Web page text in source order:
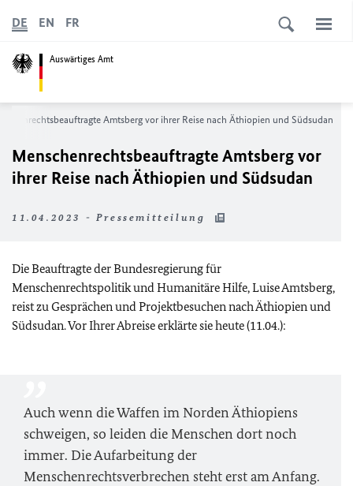
Auswärtiges Amt
DE EN FR
Amtsberg vor ihrer Reise nach Äthiopien und Südsudan
Menschenrechtsbeauftragte Amtsberg vor
ihrer Reise nach Äthiopien und Südsudan
11.04.2023 - Pressemitteilung
Die Beauftragte der Bundesregierung für
Menschenrechtspolitik und Humanitäre Hilfe, Luise Amtsberg,
reist zu Gesprächen und Projektbesuchen nach Äthiopien und
Südsudan. Vor Ihrer Abreise erklärte sie heute (11.04.):
Auch wenn die Waffen im Norden Äthiopiens
schweigen, so leiden die Menschen dort noch
immer. Die Aufarbeitung der
Menschenrechtsverbrechen steht erst am Anfang.